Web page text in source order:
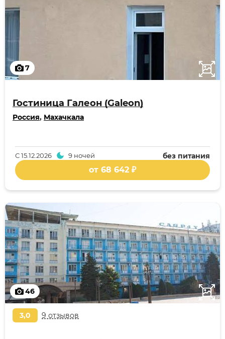
7
Гостиница Галеон (Galeon)
Россия, Махачкала
без питания
С15.12.2026 9 ночей
от 68 642 ₽
46
3,0 9 отзывов